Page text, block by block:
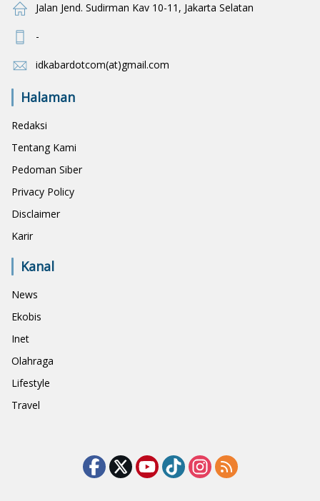
Jalan Jend. Sudirman Kav 10-11, Jakarta Selatan
-
idkabardotcom(at)gmail.com
Halaman
Redaksi
Tentang Kami
Pedoman Siber
Privacy Policy
Disclaimer
Karir
Kanal
News
Ekobis
Inet
Olahraga
Lifestyle
Travel